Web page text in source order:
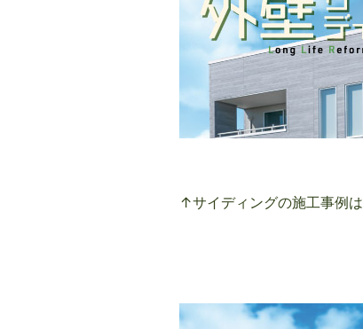
↑サイディングの施工事例は